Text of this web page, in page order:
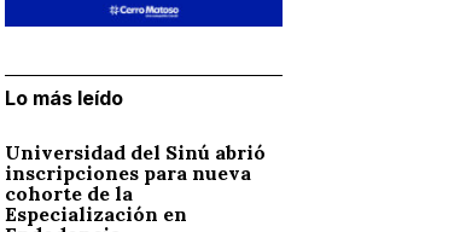
Lo más leído
Universidad del Sinú abrió
inscripciones para nueva
cohorte de la
Especialización en